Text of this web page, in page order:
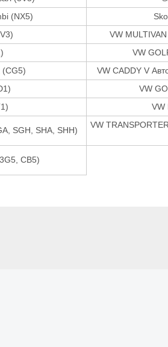
(NX5)
VW
VW
(CG5)
VW CADDY V
VW
VW
SGH, SHA, SHH)
VW
CB5)